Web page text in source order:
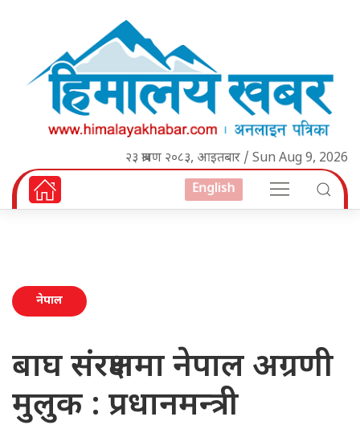
२३ श्रावण २०८३, आइतबार / Sun Aug 9, 2026
English
नेपाल
बाघ संरक्षणमा नेपाल अग्रणी
मुलुक : प्रधानमन्त्री